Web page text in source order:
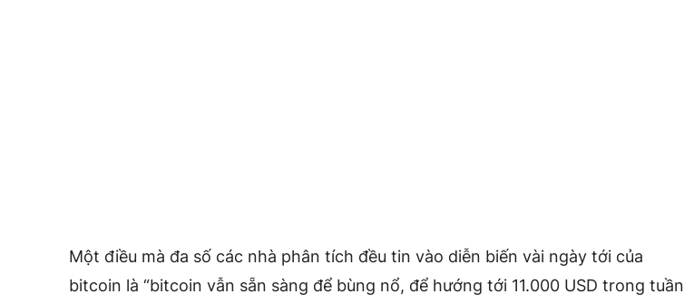
Một điều mà đa số các nhà phân tích đều tin vào diễn biến vài ngày tới của
bitcoin là “bitcoin vẫn sẵn sàng để bùng nổ, để hướng tới 11.000 USD trong tuần